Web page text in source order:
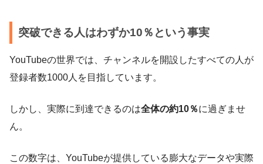
突破できる人はわずか10％という事実
YouTubeの世界では、チャンネルを開設したすべての人が
登録者数1000人を目指しています。
しかし、実際に到達できるのは全体の約10％に過ぎませ
ん。
この数字は、YouTubeが提供している膨大なデータや実際